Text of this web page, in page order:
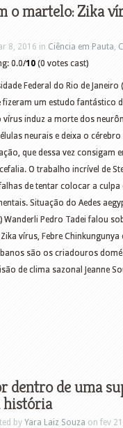
o martelo: Zika
8, 2016 in Ciência em Pauta,
0.0/10 (0 votes cast)
Federal do Rio de Janeiro
fizeram um estudo fantástico
induz a morte dos
neurais e deixa o
que dessa vez consigam
O trabalho incrível de
de tentar colocar a
Situação do Aedes
Wanderli Pedro Tadei falou
vírus, Febre Chinkungunya
são os criadouros
de clima sazonal Jeanne
dentro de uma
história
by Yara Laiz Souza on fev